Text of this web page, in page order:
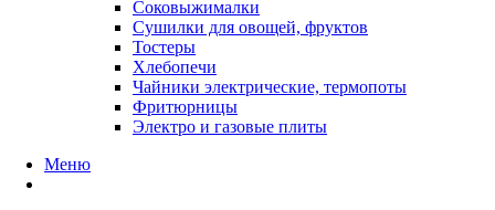
Соковыжималки
Сушилки для овощей, фруктов
Тостеры
Хлебопечи
Чайники электрические, термопоты
Фритюрницы
Электро и газовые плиты
Меню